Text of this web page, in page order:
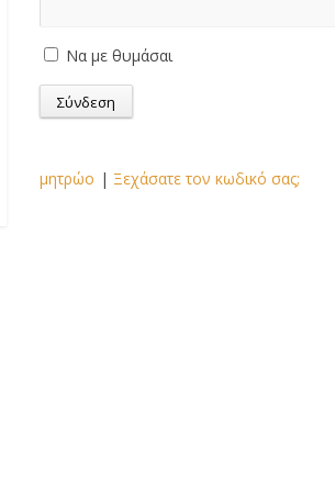
Να με θυμάσαι
μητρώο | Ξεχάσατε τον κωδικό σας;